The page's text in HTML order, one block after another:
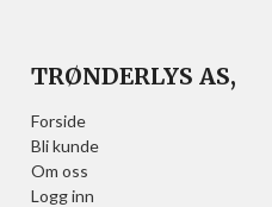
TRØNDERLYS AS,
Forside
Bli kunde
Om oss
Logg inn